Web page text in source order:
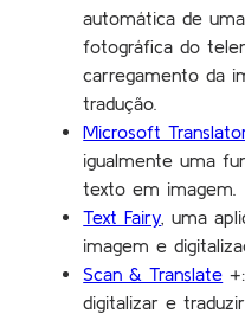
automática de
fotográfica do
carregamento da
tradução.
Microsoft
igualmente uma
texto em imagem.
Text Fairy , uma
imagem e
Scan & Translate
digitalizar e